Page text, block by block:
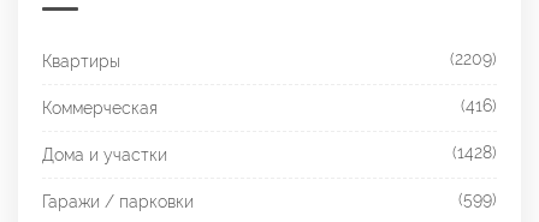
Квартиры (2209)
Коммерческая (416)
Дома и участки (1428)
Гаражи / парковки (599)